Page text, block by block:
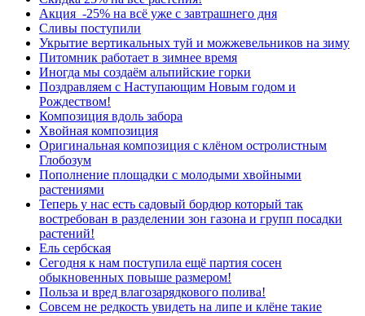
Акция -25% на всё уже с завтрашнего дня
Сливы поступили
Укрытие вертикальных туй и можжевельников на зиму
Питомник работает в зимнее время
Иногда мы создаём альпийские горки
Поздравляем с Наступающим Новым годом и
Рождеством!
Композиция вдоль забора
Хвойная композиция
Оригинальная композиция с клёном остролистным
Глобозум
Пополнение площадки с молодыми хвойными
растениями
Теперь у нас есть садовый бордюр который так
востребован в разделении зон газона и групп посадки
растений!
Ель сербская
Сегодня к нам поступила ещё партия сосен
обыкновенных повыше размером!
Польза и вред влагозарядкового полива!
Совсем не редкость увидеть на липе и клёне такие